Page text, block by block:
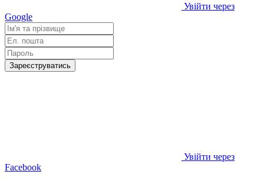
Увійти через
Google
Зареєструватись
Увійти через
Facebook